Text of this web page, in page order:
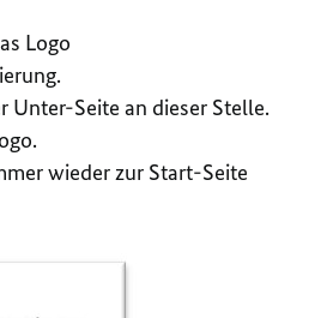
Logo
Unter-Seite an dieser Stelle.
wieder zur Start-Seite